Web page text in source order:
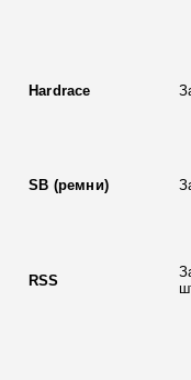
Hardrace
SB (ремни)
RSS